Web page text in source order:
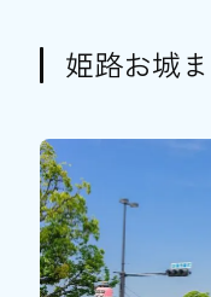
姫路お城